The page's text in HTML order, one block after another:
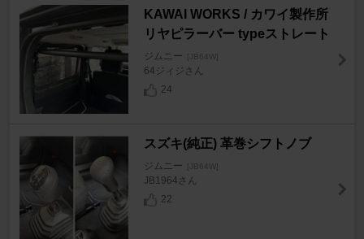
KAWAI WORKS / カワイ製作所
リヤピラーバー typeストレート
ジムニー [JB64W]
64ジィジさん
24
スズキ(純正) 革巻シフトノブ
ジムニー [JB64W]
JB1964さん
22